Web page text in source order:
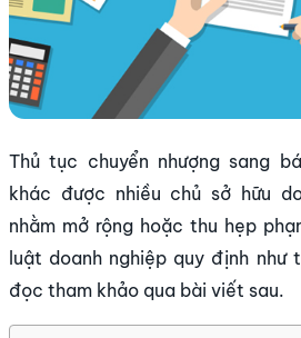
Thủ tục chuyển nhượng sang
khác được nhiều chủ sở hữu
nhằm mở rộng hoặc thu hẹp
luật doanh nghiệp quy định như
đọc tham khảo qua bài viết sau.